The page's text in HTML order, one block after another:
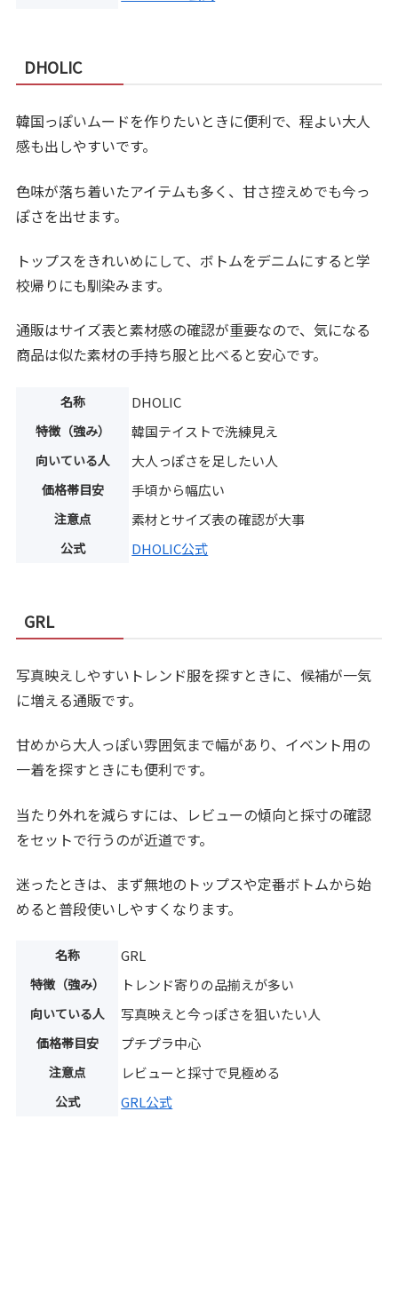
DHOLIC
韓国っぽいムードを作りたいときに便利で、程よい大人
感も出しやすいです。
色味が落ち着いたアイテムも多く、甘さ控えめでも今っ
ぽさを出せます。
トップスをきれいめにして、ボトムをデニムにすると学
校帰りにも馴染みます。
通販はサイズ表と素材感の確認が重要なので、気になる
商品は似た素材の手持ち服と比べると安心です。
名称 DHOLIC
特徴（強み） 韓国テイストで洗練見え
向いている人 大人っぽさを足したい人
価格帯目安 手頃から幅広い
注意点 素材とサイズ表の確認が大事
公式 DHOLIC公式
GRL
写真映えしやすいトレンド服を探すときに、候補が一気
に増える通販です。
甘めから大人っぽい雰囲気まで幅があり、イベント用の
一着を探すときにも便利です。
当たり外れを減らすには、レビューの傾向と採寸の確認
をセットで行うのが近道です。
迷ったときは、まず無地のトップスや定番ボトムから始
めると普段使いしやすくなります。
名称 GRL
特徴（強み） トレンド寄りの品揃えが多い
向いている人 写真映えと今っぽさを狙いたい人
価格帯目安 プチプラ中心
注意点 レビューと採寸で見極める
公式 GRL公式